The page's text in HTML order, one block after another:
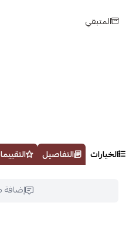
المتبقي
الخيارات التفاصيل
إضافة